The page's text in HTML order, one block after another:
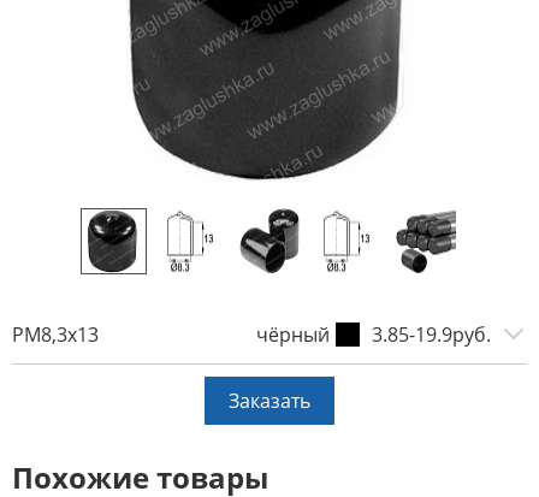
PM8,3x13 чёрный 3.85-19.9руб.
Заказать
Похожие товары